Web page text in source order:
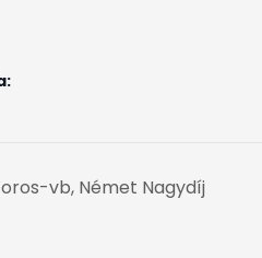
vb, Német Nagydíj